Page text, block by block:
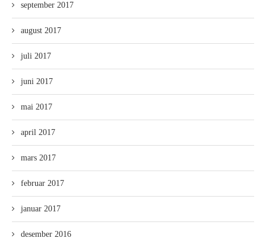
september 2017
august 2017
juli 2017
juni 2017
mai 2017
april 2017
mars 2017
februar 2017
januar 2017
desember 2016